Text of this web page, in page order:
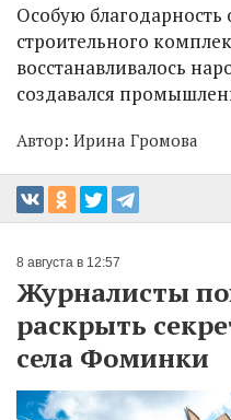
Особую
строительного
восстанавливалось
создавался
Автор: Ирина Громова
8 августа в 12:57
Журналисты
раскрыть
села Фоминки